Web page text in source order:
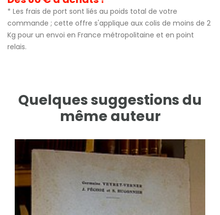
* Les frais de port sont liés au poids total de votre
commande ; cette offre s'applique aux colis de moins de 2
Kg pour un envoi en France métropolitaine et en point
relais.
Quelques suggestions du
même auteur